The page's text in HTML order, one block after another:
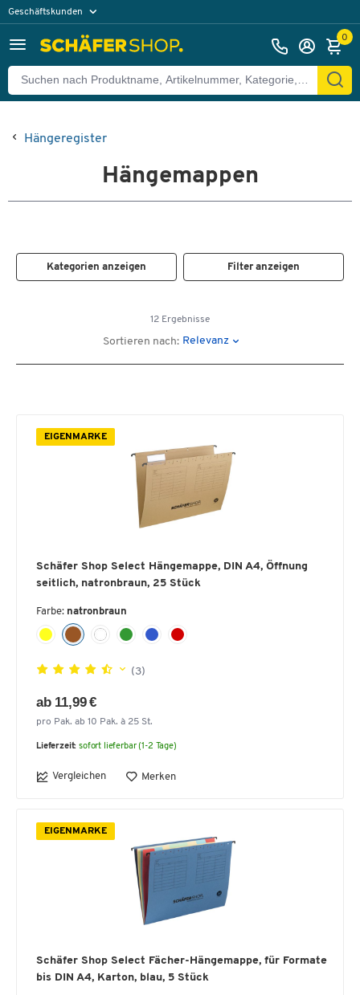
Geschäftskunden
0
Hängeregister
Hängemappen
Kategorien anzeigen Filter anzeigen
12 Ergebnisse
Sortieren nach: Relevanz
EIGENMARKE
Schäfer Shop Select Hängemappe, DIN A4, Öffnung
seitlich, natronbraun, 25 Stück
Farbe: natronbraun
(3)
ab 11,99 €
pro Pak. ab 10 Pak. à 25 St.
Lieferzeit: sofort lieferbar (1-2 Tage)
Vergleichen Merken
EIGENMARKE
Schäfer Shop Select Fächer-Hängemappe, für Formate
bis DIN A4, Karton, blau, 5 Stück